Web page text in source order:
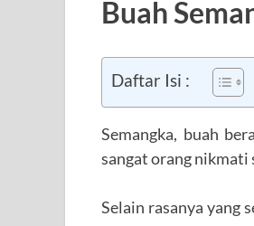
Buah
Daftar Isi :
Semangka, buah
sangat orang nikmati
Selain rasanya yang